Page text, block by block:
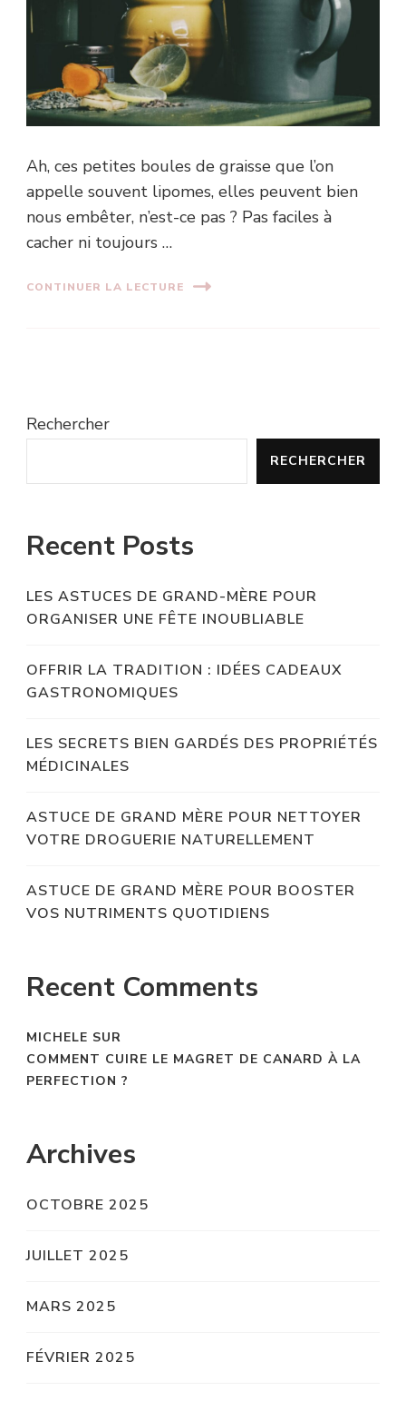
Ah, ces petites boules de graisse que l’on
appelle souvent lipomes, elles peuvent bien
nous embêter, n’est-ce pas ? Pas faciles à
cacher ni toujours …
CONTINUER LA LECTURE
Rechercher
RECHERCHER
Recent Posts
LES ASTUCES DE GRAND-MÈRE POUR
ORGANISER UNE FÊTE INOUBLIABLE
OFFRIR LA TRADITION : IDÉES CADEAUX
GASTRONOMIQUES
LES SECRETS BIEN GARDÉS DES PROPRIÉTÉS
MÉDICINALES
ASTUCE DE GRAND MÈRE POUR NETTOYER
VOTRE DROGUERIE NATURELLEMENT
ASTUCE DE GRAND MÈRE POUR BOOSTER
VOS NUTRIMENTS QUOTIDIENS
Recent Comments
MICHELE SUR
COMMENT CUIRE LE MAGRET DE CANARD À LA
PERFECTION ?
Archives
OCTOBRE 2025
JUILLET 2025
MARS 2025
FÉVRIER 2025